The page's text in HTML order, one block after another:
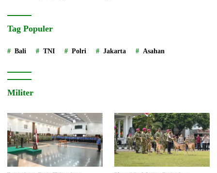
Tag Populer
Bali TNI Polri Jakarta Asahan
Militer